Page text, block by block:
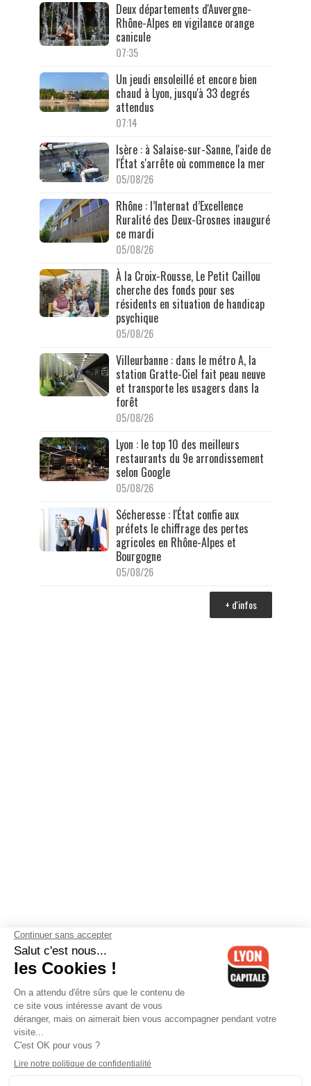
Deux départements d'Auvergne-
Rhône-Alpes en vigilance orange
canicule
07:35
Un jeudi ensoleillé et encore bien
chaud à Lyon, jusqu'à 33 degrés
attendus
07:14
Isère : à Salaise-sur-Sanne, l'aide de
l'État s'arrête où commence la mer
05/08/26
Rhône : l’Internat d’Excellence
Ruralité des Deux-Grosnes inauguré
ce mardi
05/08/26
À la Croix-Rousse, Le Petit Caillou
cherche des fonds pour ses
résidents en situation de handicap
psychique
05/08/26
Villeurbanne : dans le métro A, la
station Gratte-Ciel fait peau neuve
et transporte les usagers dans la
forêt
05/08/26
Lyon : le top 10 des meilleurs
restaurants du 9e arrondissement
selon Google
05/08/26
Sécheresse : l'État confie aux
préfets le chiffrage des pertes
agricoles en Rhône-Alpes et
Bourgogne
05/08/26
+ d'infos